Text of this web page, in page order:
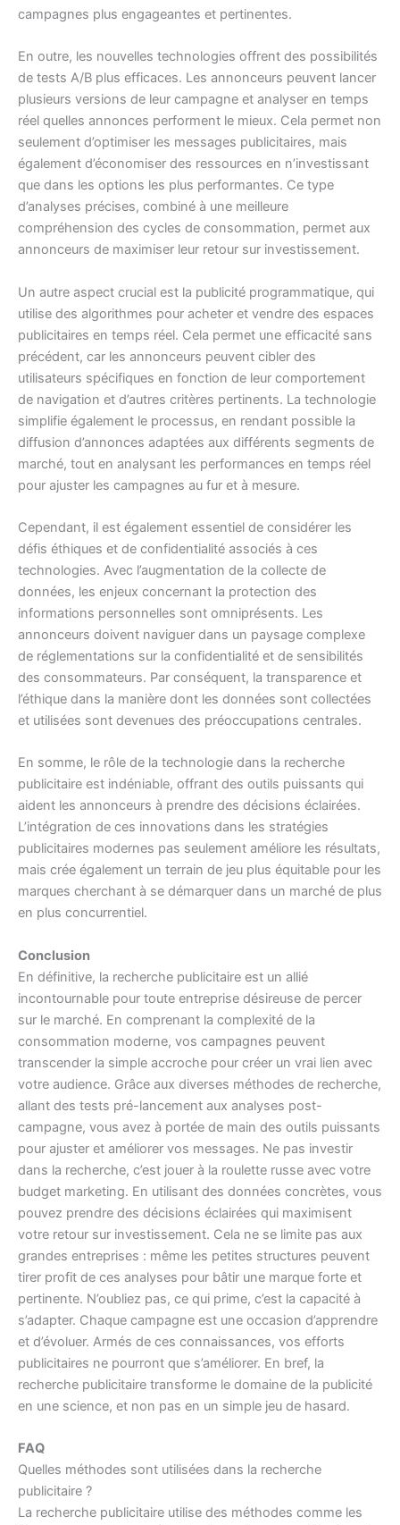
campagnes plus engageantes et pertinentes.
En outre, les nouvelles technologies offrent des possibilités
de tests A/B plus efficaces. Les annonceurs peuvent lancer
plusieurs versions de leur campagne et analyser en temps
réel quelles annonces performent le mieux. Cela permet non
seulement d’optimiser les messages publicitaires, mais
également d’économiser des ressources en n’investissant
que dans les options les plus performantes. Ce type
d’analyses précises, combiné à une meilleure
compréhension des cycles de consommation, permet aux
annonceurs de maximiser leur retour sur investissement.
Un autre aspect crucial est la publicité programmatique, qui
utilise des algorithmes pour acheter et vendre des espaces
publicitaires en temps réel. Cela permet une efficacité sans
précédent, car les annonceurs peuvent cibler des
utilisateurs spécifiques en fonction de leur comportement
de navigation et d’autres critères pertinents. La technologie
simplifie également le processus, en rendant possible la
diffusion d’annonces adaptées aux différents segments de
marché, tout en analysant les performances en temps réel
pour ajuster les campagnes au fur et à mesure.
Cependant, il est également essentiel de considérer les
défis éthiques et de confidentialité associés à ces
technologies. Avec l’augmentation de la collecte de
données, les enjeux concernant la protection des
informations personnelles sont omniprésents. Les
annonceurs doivent naviguer dans un paysage complexe
de réglementations sur la confidentialité et de sensibilités
des consommateurs. Par conséquent, la transparence et
l’éthique dans la manière dont les données sont collectées
et utilisées sont devenues des préoccupations centrales.
En somme, le rôle de la technologie dans la recherche
publicitaire est indéniable, offrant des outils puissants qui
aident les annonceurs à prendre des décisions éclairées.
L’intégration de ces innovations dans les stratégies
publicitaires modernes pas seulement améliore les résultats,
mais crée également un terrain de jeu plus équitable pour les
marques cherchant à se démarquer dans un marché de plus
en plus concurrentiel.
Conclusion
En définitive, la recherche publicitaire est un allié
incontournable pour toute entreprise désireuse de percer
sur le marché. En comprenant la complexité de la
consommation moderne, vos campagnes peuvent
transcender la simple accroche pour créer un vrai lien avec
votre audience. Grâce aux diverses méthodes de recherche,
allant des tests pré-lancement aux analyses post-
campagne, vous avez à portée de main des outils puissants
pour ajuster et améliorer vos messages. Ne pas investir
dans la recherche, c’est jouer à la roulette russe avec votre
budget marketing. En utilisant des données concrètes, vous
pouvez prendre des décisions éclairées qui maximisent
votre retour sur investissement. Cela ne se limite pas aux
grandes entreprises : même les petites structures peuvent
tirer profit de ces analyses pour bâtir une marque forte et
pertinente. N’oubliez pas, ce qui prime, c’est la capacité à
s’adapter. Chaque campagne est une occasion d’apprendre
et d’évoluer. Armés de ces connaissances, vos efforts
publicitaires ne pourront que s’améliorer. En bref, la
recherche publicitaire transforme le domaine de la publicité
en une science, et non pas en un simple jeu de hasard.
FAQ
Quelles méthodes sont utilisées dans la recherche
publicitaire ?
La recherche publicitaire utilise des méthodes comme les